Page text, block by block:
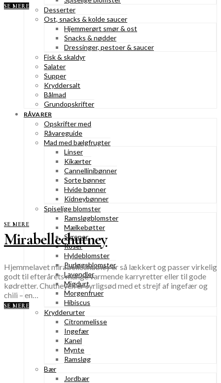
Desserter
Ost, snacks & kolde saucer
Hjemmerørt smør & ost
Snacks & nødder
Dressinger, pestoer & saucer
Fisk & skaldyr
Salater
Supper
Kryddersalt
Bålmad
Grundopskrifter
RÅVARER
Opskrifter med
Råvareguide
Mad med bælgfrugter
Linser
Kikærter
Cannellinibønner
Sorte bønner
Hvide bønner
Kidneybønner
Spiselige blomster
Ramsløgblomster
Mælkebøtter
Syrener
Roser
Hyldeblomster
Purløgsblomster
Lavendler
Mjødurt
Morgenfruer
Hibiscus
Krydderurter
Citronmelisse
Ingefær
Kanel
Mynte
Ramsløg
Bær
Jordbær
SE MERE
SE MERE
Mirabellechutney
Hjemmelavet mirabellechutney er så lækkert og passer virkelig
godt til efterårets mange varmende karryretter eller til gode
kødretter. Chutneyen er syrligsød med et strejf af ingefær og
chili – en…
SE MERE